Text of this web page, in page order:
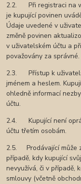
2.2. Při registraci na
je kupující povinen
Údaje uvedené v
změně povinen
v uživatelském účtu a
považovány za správné.
2.3. Přístup k
jménem a heslem.
ohledně informací
účtu.
2.4. Kupující není
účtu třetím osobám.
2.5. Prodávající může
případě, kdy kupující
nevyužívá, či v případě,
smlouvy (včetně